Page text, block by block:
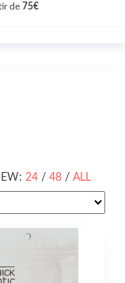
de 75€
24 / 48 / ALL